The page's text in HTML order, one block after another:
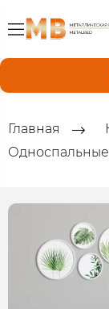
Главная
Односпальные